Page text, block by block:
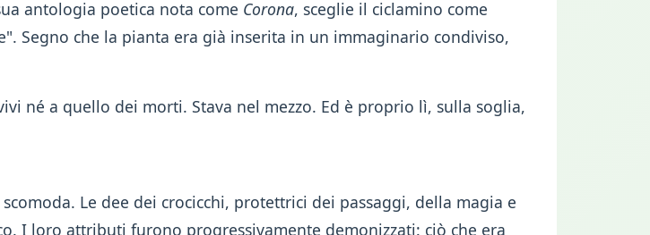
antologia poetica nota come Corona, sceglie il ciclamino come
Segno che la pianta era già inserita in un immaginario condiviso,
né a quello dei morti. Stava nel mezzo. Ed è proprio lì, sulla soglia,
Le dee dei crocicchi, protettrici dei passaggi, della magia e
I loro attributi furono progressivamente demonizzati: ciò che era